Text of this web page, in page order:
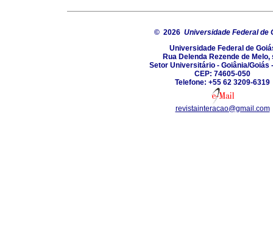
© 2026 Universidade Federal de
Universidade Federal de
Rua Delenda Rezende de Melo,
Setor Universitário - Goiânia/Goiás
CEP: 74605-050
Telefone: +55 62 3209-6319
revistainteracao@gmail.com